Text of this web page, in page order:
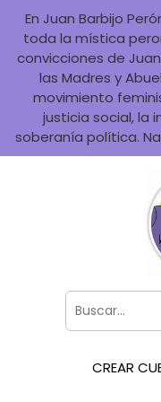
En Juan Barbijo
toda la mística
convicciones de
las Madres y
movimiento
justicia social, la
soberanía política.
CREAR